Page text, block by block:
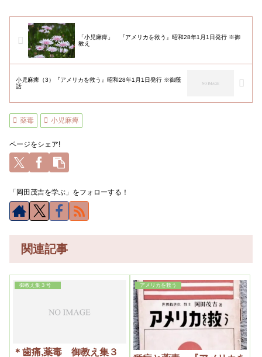
「小児麻痺」 『アメリカを救う』昭和28年1月1日発行 ※御
教え
小児麻痺（3）『アメリカを救う』昭和28年1月1日発行 ※御蔭
話
薬毒 小児麻痺
ページをシェア!
「岡田茂吉を学ぶ」をフォローする！
関連記事
御教え集３号
＊歯痛,薬毒 御教え集３
アメリカを救う